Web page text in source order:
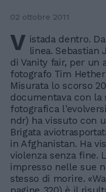
02 ottobre 2011
V istada dentro.
linea. Sebastian
di Vanity fair, per un
fotografo Tim
Misurata lo scorso
documentava con la
fotografica
ndr) ha vissuto con
Brigata
in Afghanistan. Ha
violenza senza fine.
impresso nelle sue
stesso di morire.